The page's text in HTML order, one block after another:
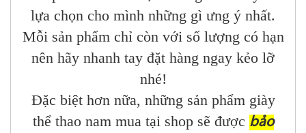
lựa chọn cho mình những gì ưng ý nhất.
Mỗi sản phẩm chỉ còn với số lượng có hạn
nên hãy nhanh tay đặt hàng ngay kẻo lỡ
nhé!
Đặc biệt hơn nữa, những sản phẩm giày
thể thao nam mua tại shop sẽ được bảo